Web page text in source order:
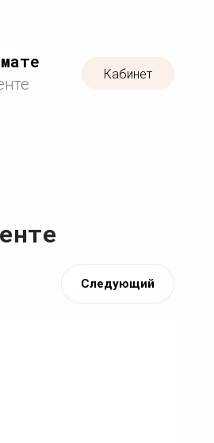
Кабинет
Следующий